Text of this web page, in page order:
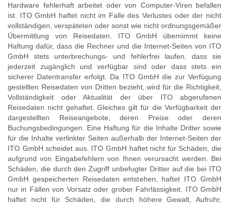
Hardware fehlerhaft arbeitet oder von Computer-Viren befallen
ist. ITO GmbH haftet nicht im Falle des Verlustes oder der nicht
vollständigen, verspäteten oder sonst wie nicht ordnungsgemäßer
Übermittlung von Reisedaten. ITO GmbH übernimmt keine
Haftung dafür, dass die Rechner und die Internet-Seiten von ITO
GmbH stets unterbrechungs- und fehlerfrei laufen, dass sie
jederzeit zugänglich und verfügbar sind oder dass stets ein
sicherer Datentransfer erfolgt. Da ITO GmbH die zur Verfügung
gestellten Reisedaten von Dritten bezieht, wird für die Richtigkeit,
Vollständigkeit oder Aktualität der über ITO abgerufenen
Reisedaten nicht gehaftet. Gleiches gilt für die Verfügbarkeit der
dargestellten Reiseangebote, deren Preise oder deren
Buchungsbedingungen. Eine Haftung für die Inhalte Dritter sowie
für die Inhalte verlinkter Seiten außerhalb der Internet-Seiten der
ITO GmbH scheidet aus. ITO GmbH haftet nicht für Schäden, die
aufgrund von Eingabefehlern von Ihnen verursacht werden. Bei
Schäden, die durch den Zugriff unbefugter Dritter auf die bei ITO
GmbH gespeicherten Reisedaten entstehen, haftet ITO GmbH
nur in Fällen von Vorsatz oder grober Fahrlässigkeit. ITO GmbH
haftet nicht für Schäden, die durch höhere Gewalt, Aufruhr,